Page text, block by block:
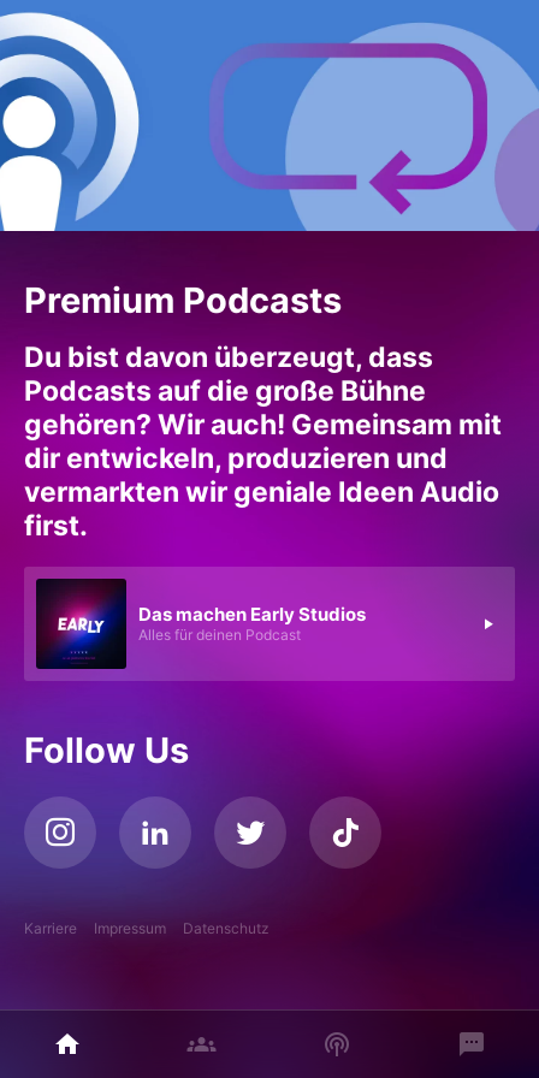
Premium Podcasts
Du bist davon überzeugt, dass
Podcasts auf die große Bühne
gehören? Wir auch! Gemeinsam mit
dir entwickeln, produzieren und
vermarkten wir geniale Ideen Audio
first.
Das machen Early Studios
Alles für deinen Podcast
Follow Us
Karriere Impressum Datenschutz